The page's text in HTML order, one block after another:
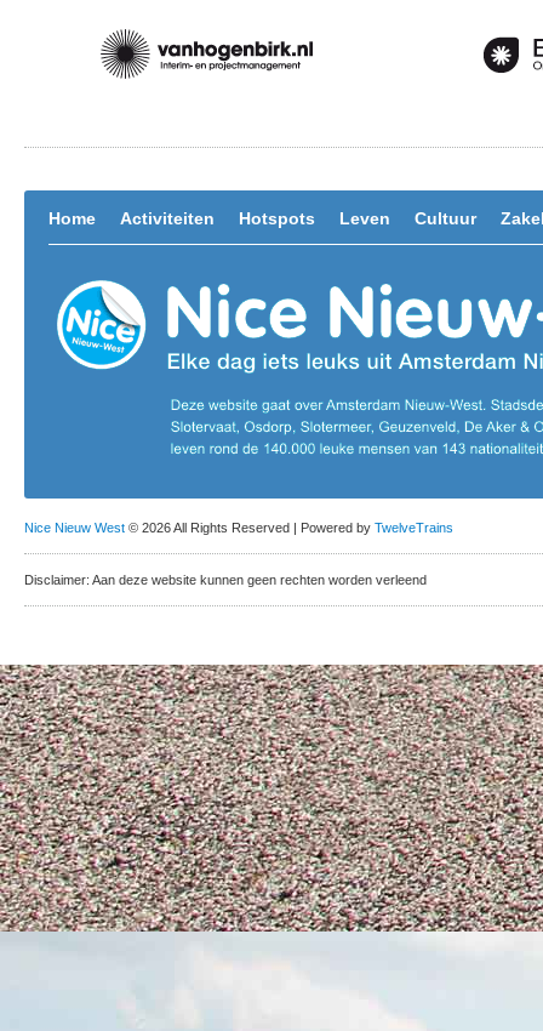
Home Activiteiten Hotspots Leven Cultuur
Nice Nieuw West © 2026 All Rights Reserved | Powered by TwelveTrains
Disclaimer: Aan deze website kunnen geen rechten worden verleend